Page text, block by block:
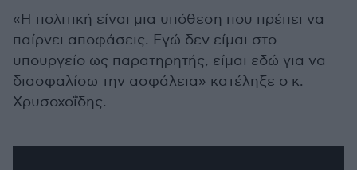
«Η πολιτική είναι μια υπόθεση που πρέπει να
παίρνει αποφάσεις. Εγώ δεν είμαι στο
υπουργείο ως παρατηρητής, είμαι εδώ για να
διασφαλίσω την ασφάλεια» κατέληξε ο κ.
Χρυσοχοΐδης.